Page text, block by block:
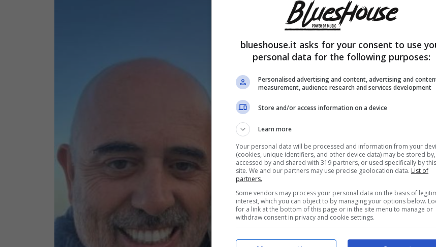
blueshouse.it asks for your consent to use
personal data for the following purposes:
Personalised advertising and content, advertising and
measurement, audience research and services development
Store and/or access information on a device
Learn more
Your personal data will be processed and information from your
(cookies, unique identifiers, and other device data) may be stored by,
accessed by and shared with 319 partners, or used specifically by this
site. We and our partners may use precise geolocation data. List of
partners.
Some vendors may process your personal data on the basis of
interest, which you can object to by managing your options below.
for a link at the bottom of this page or in the site menu to manage or
withdraw consent in privacy and cookie settings.